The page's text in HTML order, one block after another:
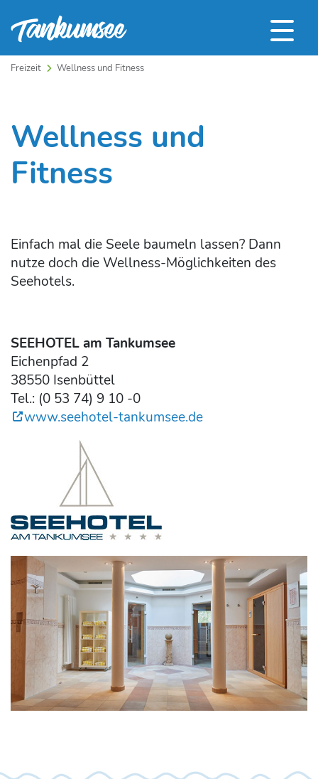
Freizeit Wellness und Fitness
Wellness und
Fitness
Einfach mal die Seele baumeln lassen? Dann
nutze doch die Wellness-Möglichkeiten des
Seehotels.
SEEHOTEL am Tankumsee
Eichenpfad 2
38550 Isenbüttel
Tel.: (0 53 74) 9 10 -0
www.seehotel-tankumsee.de